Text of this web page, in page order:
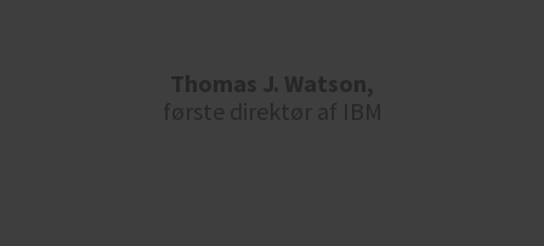
Thomas J. Watson,
første direktør af IBM